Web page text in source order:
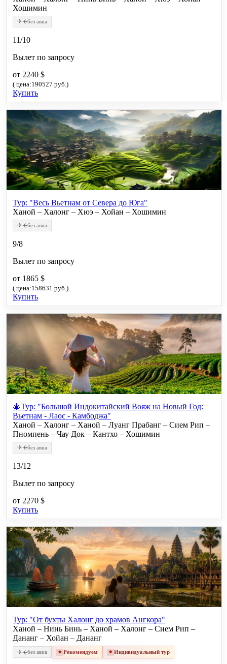
Хошимин
✈✈без авиа
11/10
Вылет по запросу
от 2240 $
( цена:190527 руб.)
Купить
Тур: "Весь Вьетнам от Севера до Юга"
Ханой – Халонг – Хюэ – Хойан – Хошимин
✈✈без авиа
9/8
Вылет по запросу
от 1865 $
( цена:158631 руб.)
Купить
🎄Тур: "Большой Индокитайский Вояж на Новый Год:
Вьетнам - Лаос - Камбоджа"
Ханой – Халонг – Ханой – Луанг Прабанг – Сием Рип –
Пномпень – Чау Док – Кантхо – Хошимин
✈✈без авиа
13/12
Вылет по запросу
от 2270 $
Купить
Тур: "От бухты Халонг до храмов Ангкора"
Ханой – Нинь Бинь – Ханой – Халонг – Сием Рип –
Дананг – Хойан – Дананг
✈✈без авиа Рекомендуем Индивидуальный тур